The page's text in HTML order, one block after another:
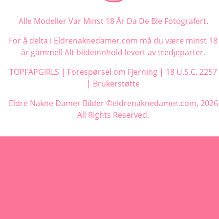
Alle Modeller Var Minst 18 År Da De Ble Fotografert.
For å delta i Eldrenaknedamer.com må du være minst 18
år gammel! Alt bildeinnhold levert av tredjeparter.
TOPFAPGIRLS | Forespørsel om Fjerning | 18 U.S.C. 2257
| Brukerstøtte
Eldre Nakne Damer Bilder ©eldrenaknedamer.com, 2026
All Rights Reserved.